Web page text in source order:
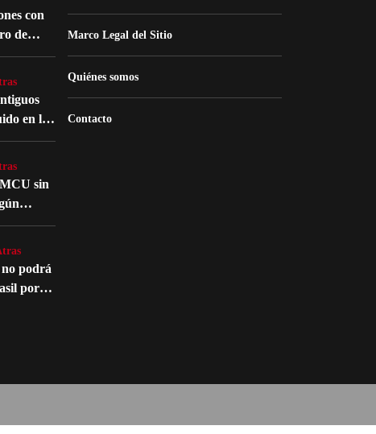
con
de
en la
teatro
sin
en
podrá
por
Marco Legal del Sitio
Quiénes somos
Contacto